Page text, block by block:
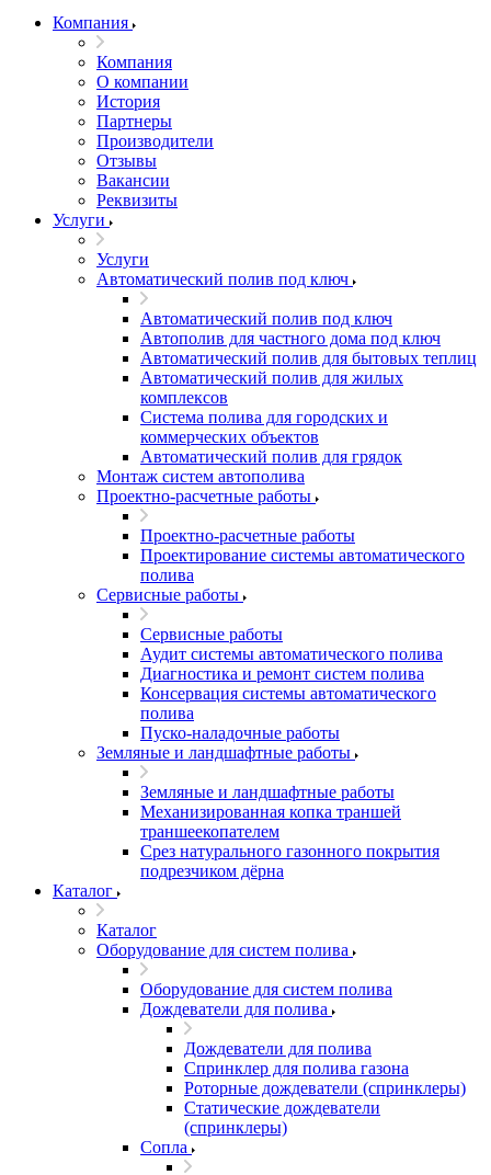
Компания
Компания
О компании
История
Партнеры
Производители
Отзывы
Вакансии
Реквизиты
Услуги
Услуги
Автоматический полив под ключ
Автоматический полив под ключ
Автополив для частного дома под ключ
Автоматический полив для бытовых теплиц
Автоматический полив для жилых
комплексов
Система полива для городских и
коммерческих объектов
Автоматический полив для грядок
Монтаж систем автополива
Проектно-расчетные работы
Проектно-расчетные работы
Проектирование системы автоматического
полива
Сервисные работы
Сервисные работы
Аудит системы автоматического полива
Диагностика и ремонт систем полива
Консервация системы автоматического
полива
Пуско-наладочные работы
Земляные и ландшафтные работы
Земляные и ландшафтные работы
Механизированная копка траншей
траншеекопателем
Срез натурального газонного покрытия
подрезчиком дёрна
Каталог
Каталог
Оборудование для систем полива
Оборудование для систем полива
Дождеватели для полива
Дождеватели для полива
Cпринклер для полива газона
Роторные дождеватели (спринклеры)
Статические дождеватели
(спринклеры)
Сопла